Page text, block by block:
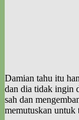
Damian tahu itu
dan dia tidak ingin
sah dan
memutuskan untuk